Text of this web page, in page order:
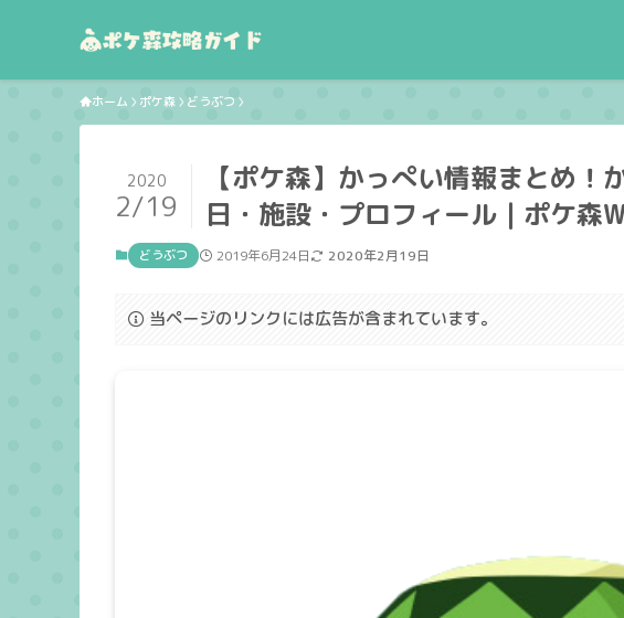
ホーム ポケ森 どうぶつ
【ポケ森】かっぺい情報まとめ
日・施設・プロフィール｜ポケ森
2020
2/19
どうぶつ 2019年6月24日 2020年2月19日
当ページのリンクには広告が含まれています。